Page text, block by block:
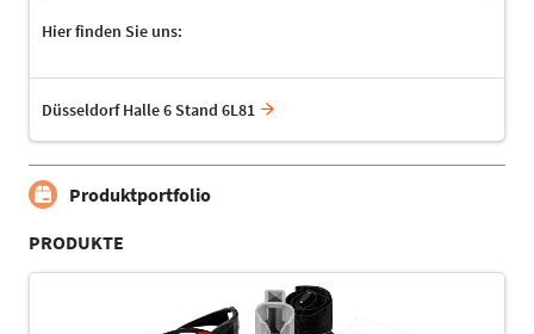
Hier finden Sie uns:
Düsseldorf Halle 6 Stand 6L81
Produktportfolio
PRODUKTE